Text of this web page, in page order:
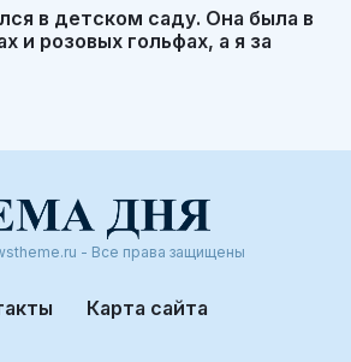
в детском саду. Она была в
и розовых гольфах, а я за
- Все права защищены
Карта сайта